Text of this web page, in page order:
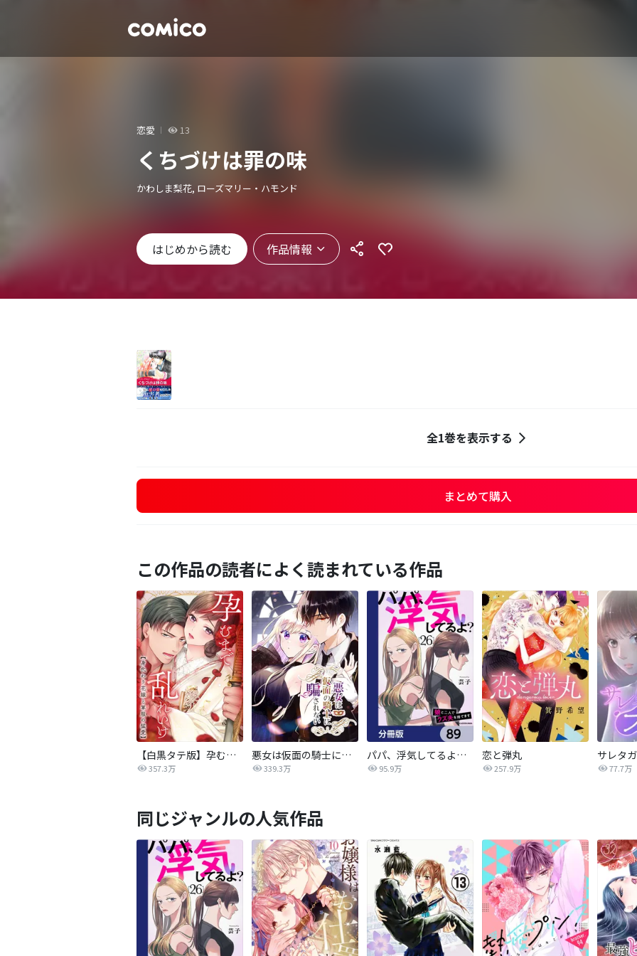
恋愛 13
くちづけは罪の味
かわしま梨花, ローズマリー・ハモンド
はじめから読む 作品情報
全1巻を表示する
まとめて購入
この作品の読者によく読まれている作品
【白黒タテ版】孕むまで乱れいけ～身代わり花嫁と軍服の猛愛
357.3万
悪女は仮面の騎士に騙されない
339.3万
パパ、浮気してるよ？娘と二人でクズ夫を捨てます【分冊版】
95.9万
恋と弾丸
257.9万 77.7万
同じジャンルの人気作品